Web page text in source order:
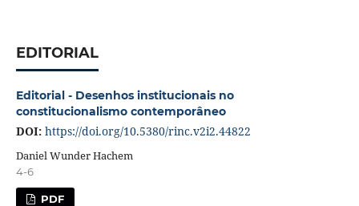
EDITORIAL
Editorial - Desenhos institucionais no
constitucionalismo contemporâneo
DOI: https://doi.org/10.5380/rinc.v2i2.44822
Daniel Wunder Hachem
4-6
PDF